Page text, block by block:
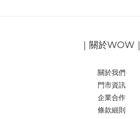
｜關於WOW｜
關於我們
門市資訊
企業合作
條款細則